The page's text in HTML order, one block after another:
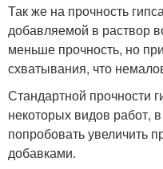
Так же на прочность
добавляемой в раствор
меньше прочность, но
схватывания, что
Стандартной прочности
некоторых видов работ,
попробовать увеличить
добавками.